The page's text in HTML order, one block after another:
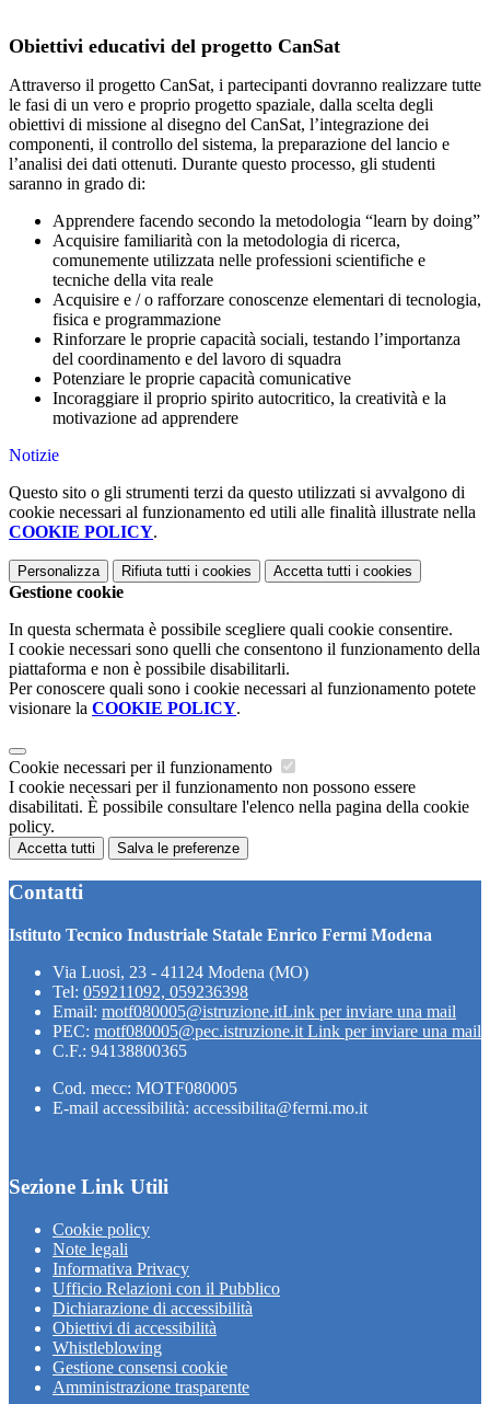
Obiettivi educativi del progetto CanSat
Attraverso il progetto CanSat, i partecipanti dovranno realizzare tutte
le fasi di un vero e proprio progetto spaziale, dalla scelta degli
obiettivi di missione al disegno del CanSat, l’integrazione dei
componenti, il controllo del sistema, la preparazione del lancio e
l’analisi dei dati ottenuti. Durante questo processo, gli studenti
saranno in grado di:
Apprendere facendo secondo la metodologia “learn by doing”
Acquisire familiarità con la metodologia di ricerca,
comunemente utilizzata nelle professioni scientifiche e
tecniche della vita reale
Acquisire e / o rafforzare conoscenze elementari di tecnologia,
fisica e programmazione
Rinforzare le proprie capacità sociali, testando l’importanza
del coordinamento e del lavoro di squadra
Potenziare le proprie capacità comunicative
Incoraggiare il proprio spirito autocritico, la creatività e la
motivazione ad apprendere
Notizie
Questo sito o gli strumenti terzi da questo utilizzati si avvalgono di
cookie necessari al funzionamento ed utili alle finalità illustrate nella
COOKIE POLICY.
Personalizza Rifiuta tutti i cookies Accetta tutti i cookies
Gestione cookie
In questa schermata è possibile scegliere quali cookie consentire.
I cookie necessari sono quelli che consentono il funzionamento della
piattaforma e non è possibile disabilitarli.
Per conoscere quali sono i cookie necessari al funzionamento potete
visionare la COOKIE POLICY.
Cookie necessari per il funzionamento
I cookie necessari per il funzionamento non possono essere
disabilitati. È possibile consultare l'elenco nella pagina della cookie
policy.
Accetta tutti Salva le preferenze
Contatti
Istituto Tecnico Industriale Statale Enrico Fermi Modena
Via Luosi, 23 - 41124 Modena (MO)
Tel: 059211092, 059236398
Email: motf080005@istruzione.itLink per inviare una mail
PEC: motf080005@pec.istruzione.it Link per inviare una mail
C.F.: 94138800365
Cod. mecc: MOTF080005
E-mail accessibilità: accessibilita@fermi.mo.it
Sezione Link Utili
Cookie policy
Note legali
Informativa Privacy
Ufficio Relazioni con il Pubblico
Dichiarazione di accessibilità
Obiettivi di accessibilità
Whistleblowing
Gestione consensi cookie
Amministrazione trasparente